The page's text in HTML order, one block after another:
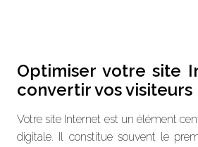
Optimiser votre site
convertir vos visiteurs
Votre site Internet est un élément
digitale. Il constitue souvent le